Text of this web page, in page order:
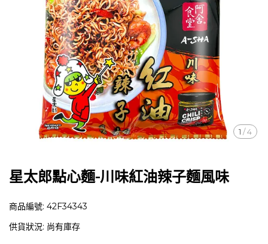
1 /4
星太郎點心麵-川味紅油辣子麵風味
商品編號: 42F34343
供貨狀況: 尚有庫存